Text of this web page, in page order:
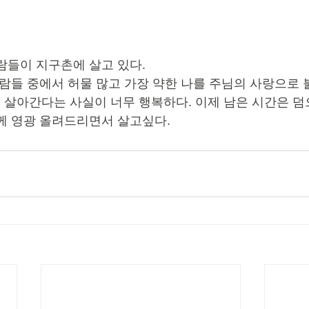
들이 지구촌에 살고 있다.
들 중에서 허물 많고 가장 약한 나를 주님의 사랑으로
아간다는 사실이 너무 행복하다. 이제 남은 시간은
영광 올려드리면서 살고싶다.